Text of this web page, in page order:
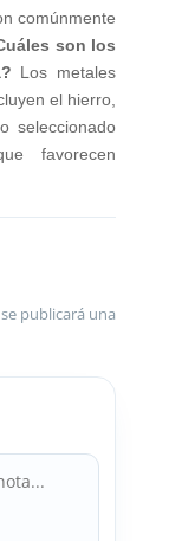
comúnmente
son los
Los metales
el hierro,
seleccionado
favorecen
publicará una